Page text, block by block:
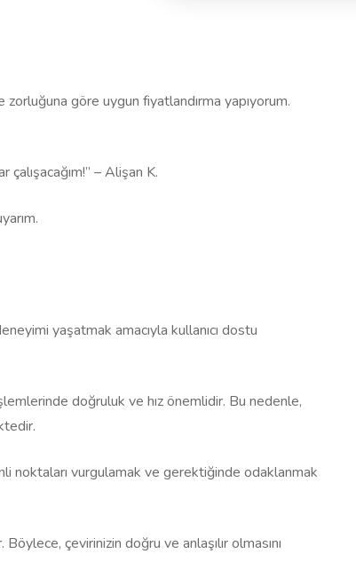
göre uygun fiyatlandırma yapıyorum.
– Alişan K.
yaşatmak amacıyla kullanıcı dostu
doğruluk ve hız önemlidir. Bu nedenle,
noktaları vurgulamak ve gerektiğinde odaklanmak
çevirinizin doğru ve anlaşılır olmasını